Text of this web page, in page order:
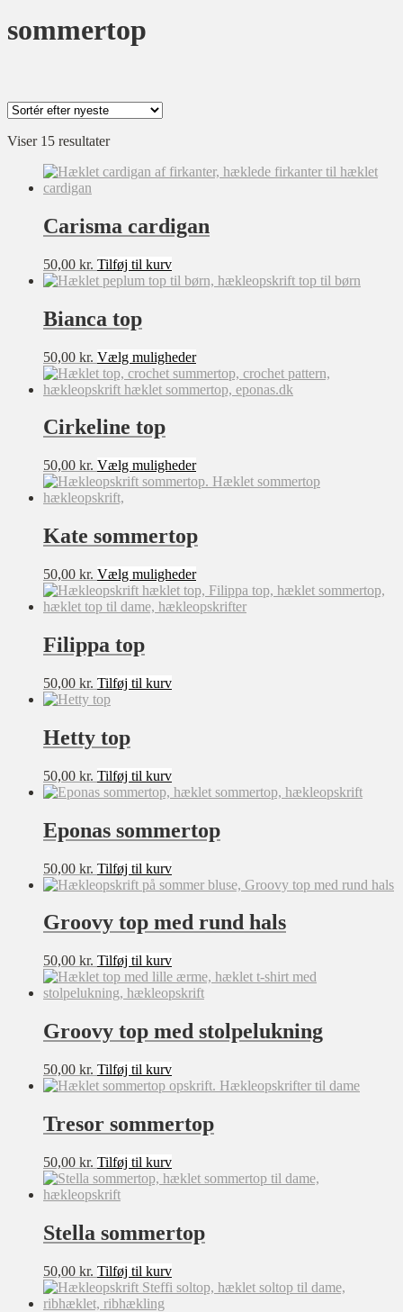
sommertop
Kategori
Ukategoriseret
Baby
Bolig
Dame
Sværhedsgrad
★★★★★
★★★★☆
★★☆☆☆
★☆☆☆☆
XXS
XS
S
L
XXL
XXXL
0-3 mdr
3-6 mdr
9-12mdr
3-4 år
4-5 år
8-10 år
12-14 år
OneSize
Lille
6-7 år
XXXXL
Filter
Viser 15 resultaterSorteret
seneste
Carisma cardigan
50,00 kr. Tilføj til kurv
Bianca top
50,00 kr. Vælg mulighederDette
vare
har
vælges
på
Cirkeline top
50,00 kr. Vælg mulighederDette
vare
Mulighederne
vælges
på
varesiden
Kate sommertop
50,00 kr. Vælg mulighederDette
vare
har
Filippa top
50,00 kr. Tilføj til kurv
Hetty top
50,00 kr. Tilføj til kurv
Eponas sommertop
50,00 kr. Tilføj til kurv
Groovy top med rund hals
50,00 kr. Tilføj til kurv
Groovy top med stolpelukning
50,00 kr. Tilføj til kurv
Tresor sommertop
50,00 kr. Tilføj til kurv
Stella sommertop
50,00 kr. Tilføj til kurv